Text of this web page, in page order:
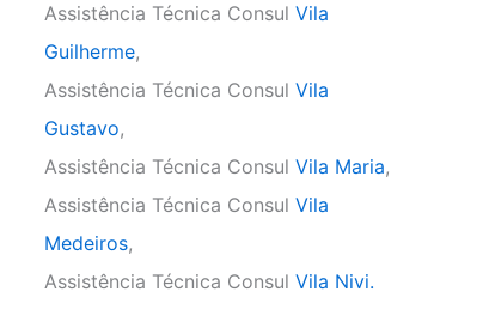
Assistência Técnica Consul Vila
Guilherme,
Assistência Técnica Consul Vila
Gustavo,
Assistência Técnica Consul Vila Maria,
Assistência Técnica Consul Vila
Medeiros,
Assistência Técnica Consul Vila Nivi.